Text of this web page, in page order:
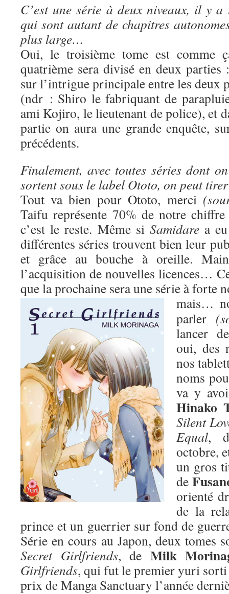
C’est une série à deux niveaux, il y a
qui sont autant de chapitres
plus large…
Oui, le troisième tome est comme
quatrième sera divisé en deux parties
sur l’intrigue principale entre les deux
(ndr : Shiro le fabriquant de
ami Kojiro, le lieutenant de police), et
partie on aura une grande enquête,
précédents.
Finalement, avec toutes séries dont
sortent sous le label Ototo, on peut
Tout va bien pour Ototo, merci
Taifu représente 70% de notre chiffre
c’est le reste. Même si Samidarea eu
différentes séries trouvent bien leur
et grâce au bouche à oreille.
l’acquisition de nouvelles licences…
que la prochaine sera une série à forte
mais…
parler
lancer
oui, des
nos
noms
va y
Hinako
Silent
Equal,
octobre,
un gros
de
orienté
de la
prince et un guerrier sur fond de
Série en cours au Japon, deux tomes
Secret Girlfriends, de Milk
Girlfriends, qui fut le premier yuri sorti
prix de Manga Sanctuary l’année